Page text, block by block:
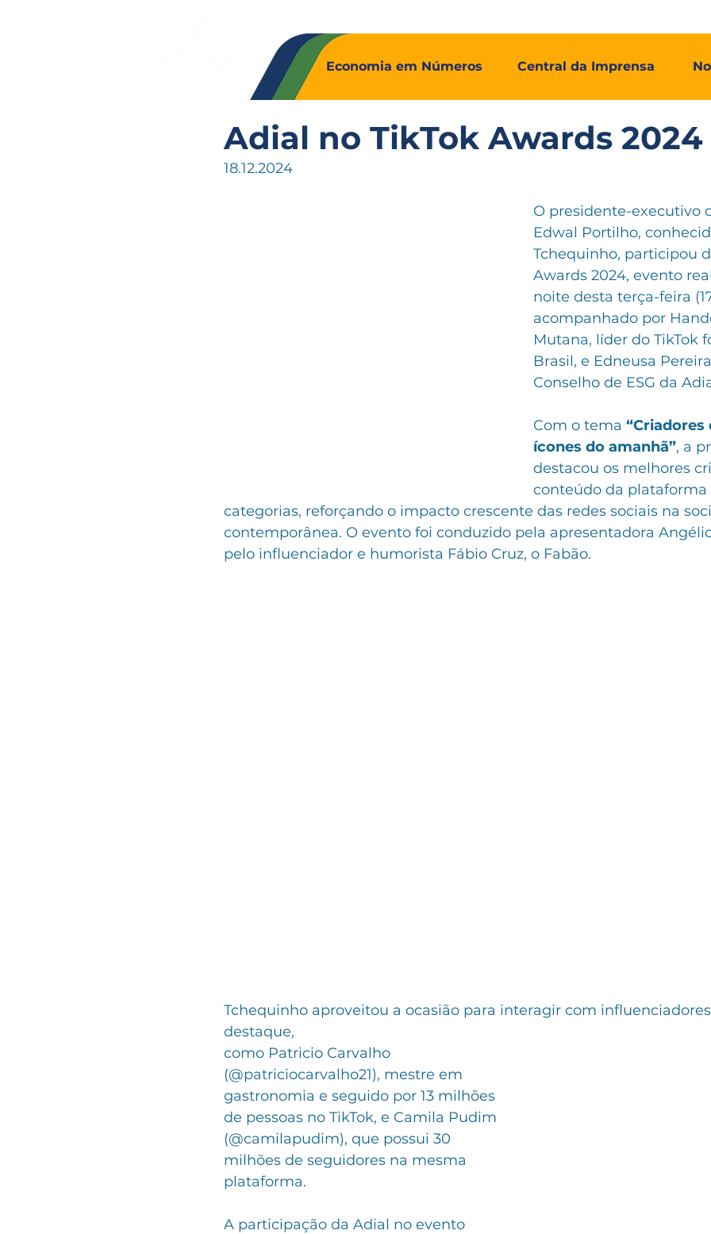
Central da Imprensa
Economia em Números
Adial no TikTok Awards 2024
18.12.2024
O presidente-executivo
Edwal Portilho,
Tchequinho, participou
Awards 2024, evento
noite desta terça-feira
acompanhado por
Mutana, líder do TikTok
Brasil, e Edneusa
Conselho de ESG da
Com o tema
ícones do amanhã”, a
destacou os melhores
conteúdo da
categorias, reforçando o impacto crescente das redes sociais na
contemporânea. O evento foi conduzido pela apresentadora
pelo influenciador e humorista Fábio Cruz, o Fabão.
Tchequinho aproveitou a ocasião para interagir com
destaque,
como Patricio Carvalho
(@patriciocarvalho21), mestre em
gastronomia e seguido por 13 milhões
de pessoas no TikTok, e Camila Pudim
(@camilapudim), que possui 30
milhões de seguidores na mesma
plataforma.
A participação da Adial no evento